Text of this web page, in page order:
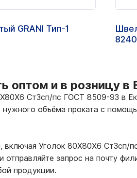
GRANI Тип-1
8240
и в розницу в
Ст3сп/пс ГОСТ 8509-93 в
нужного объёма проката с
включая Уголок 80Х80Х6
запрос на почту
продукции.